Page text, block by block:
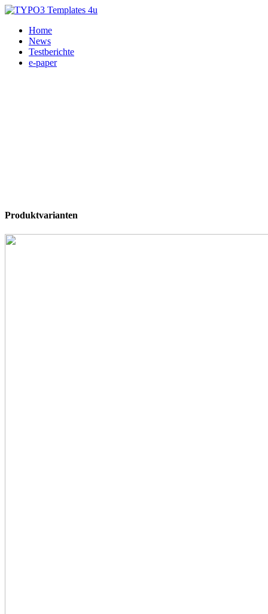
Home
News
Testberichte
e-paper
Produktvarianten